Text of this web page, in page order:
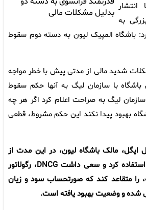
انتشار
به
باشگاه المپیک ‌لیون به دسته دوم سقوط
شدید مالی از مدتی پیش با خطر ‌مواجه
با سازمان لیگ به آنها حکم ‌سقوط
لیگ به صراحت اعلام کرد ‌اگر هر چه
بهبود پیدا نکند این حکم ‌مشروط، قطعی
ایگل، مالک باشگاه لیون، در این مدت از
‌اهرم‌های مالی متعددی استفاده کرد و سعی داشت ‌DNCG، رگولاتور
را متقاعد کند که صورتحساب سود و زیان
شده و وضعیت بهبود یافته است.